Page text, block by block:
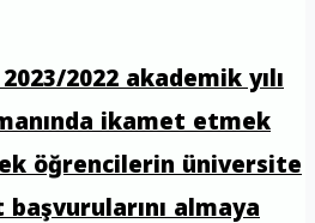
2022 akademik yılı
ikamet etmek
öğrencilerin üniversite
almaya